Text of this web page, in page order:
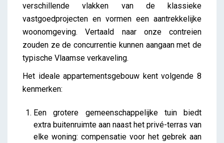
verschillende vlakken van de klassieke
vastgoedprojecten en vormen een aantrekkelijke
woonomgeving. Vertaald naar onze contreien
zouden ze de concurrentie kunnen aangaan met de
typische Vlaamse verkaveling.
Het ideale appartementsgebouw kent volgende 8
kenmerken:
Een grotere gemeenschappelijke tuin biedt
extra buitenruimte aan naast het privé-terras van
elke woning: compensatie voor het gebrek aan